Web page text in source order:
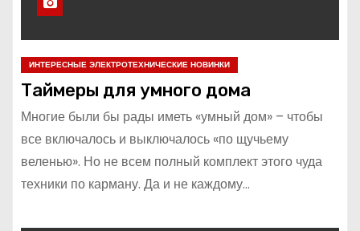
ИНТЕРЕСНЫЕ ЭЛЕКТРОТЕХНИЧЕСКИЕ НОВИНКИ
Таймеры для умного дома
Многие были бы рады иметь «умный дом» – чтобы
все включалось и выключалось «по щучьему
веленью». Но не всем полный комплект этого чуда
техники по карману. Да и не каждому…